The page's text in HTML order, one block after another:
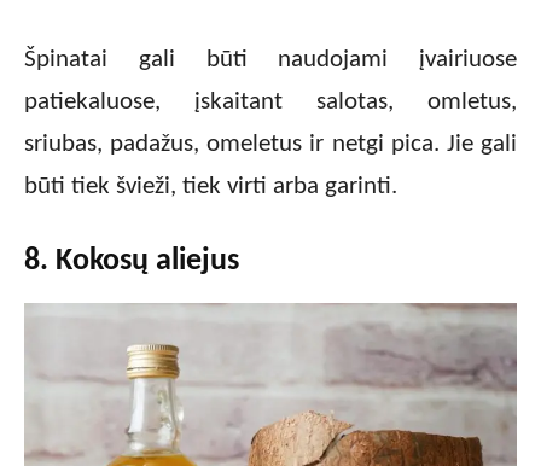
Špinatai gali būti naudojami įvairiuose
patiekaluose, įskaitant salotas, omletus,
sriubas, padažus, omeletus ir netgi pica. Jie gali
būti tiek švieži, tiek virti arba garinti.
8. Kokosų aliejus